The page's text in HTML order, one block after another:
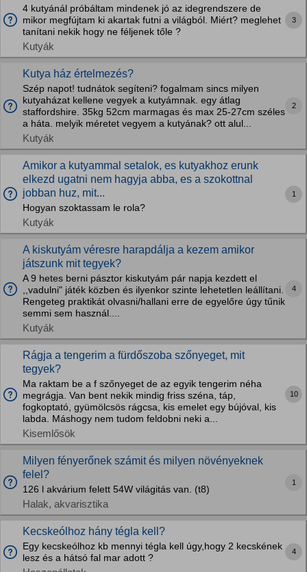
4 kutyánál próbáltam mindenek jó az idegrendszere de
mikor megfújtam ki akartak futni a világból. Miért? meglehet
tanítani nekik hogy ne féljenek tőle ?
Kutyák
3
Kutya ház értelmezés?
Szép napot! tudnátok segíteni? fogalmam sincs milyen
kutyaházat kellene vegyek a kutyámnak. egy átlag
staffordshire. 35kg 52cm marmagas és max 25-27cm széles
a háta. melyik méretet vegyem a kutyának? ott alul...
Kutyák
2
Amikor a kutyammal setalok, es kutyakhoz erunk
elkezd ugatni nem hagyja abba, es a szokottnal
jobban huz, mit...
Hogyan szoktassam le rola?
Kutyák
1
A kiskutyám véresre harapdálja a kezem amikor
játszunk mit tegyek?
A 9 hetes berni pásztor kiskutyám pár napja kezdett el
,,vadulni" játék közben és ilyenkor szinte lehetetlen leállítani.
Rengeteg praktikát olvasni/hallani erre de egyelőre úgy tűnik
semmi sem használ....
Kutyák
4
Rágja a tengerim a fürdőszoba szőnyeget, mit
tegyek?
Ma raktam be a f szőnyeget de az egyik tengerim néha
megrágja. Van bent nekik mindig friss széna, táp,
fogkoptató, gyümölcsös rágcsa, kis emelet egy bújóval, kis
labda. Máshogy nem tudom feldobni neki a...
Kisemlősök
10
Milyen fényerőnek számit és milyen növényeknek
felel?
126 l akvárium felett 54W világitás van. (t8)
Halak, akvarisztika
1
Kecskeólhoz hány tégla kell?
Egy kecskeólhoz kb mennyi tégla kell úgy,hogy 2 kecskének
lesz és a hátsó fal mar adott ?
4